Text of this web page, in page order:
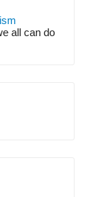
all can do